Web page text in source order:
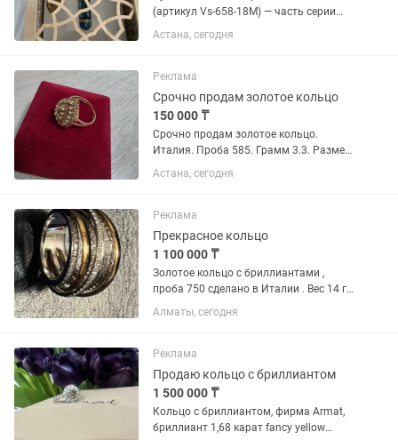
(артикул Vs-658-18M) — часть серии
ручек, посвящённых мусульманским
святыням. Ручка названа в честь
натуральной смолы,...
Астана, сегодня
Реклама
Срочно продам золотое кольцо
150 000 ₸
Срочно продам золотое кольцо.
Италия. Проба 585. Грамм 3.3. Размер
18
Астана, сегодня
Реклама
Прекрасное кольцо
1 100 000 ₸
Золотое кольцо с бриллиантами ,
проба 750 сделано в Италии . Вес 14 гр
очень красивое в хорошем состоянии .
Размер 17
Алматы, сегодня
Реклама
Продаю кольцо с бриллиантом
1 500 000 ₸
Кольцо с бриллиантом, фирма Armat,
бриллиант 1,68 карат fancy yellow